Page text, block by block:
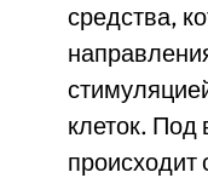
средства,
клеток. Под
происходит